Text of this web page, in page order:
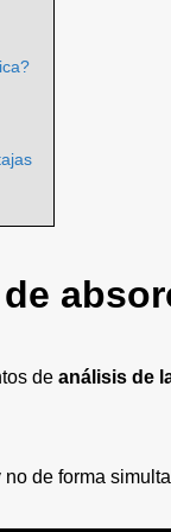
de análisis de
de forma